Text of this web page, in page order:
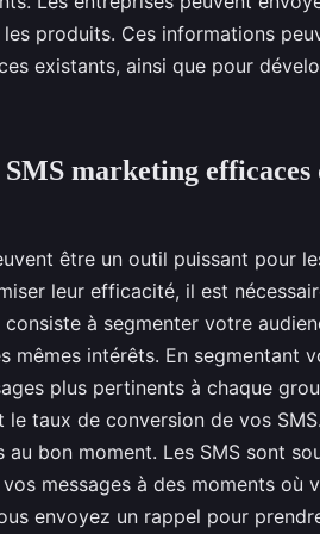
produits. Ces informations
existants, ainsi que pour
marketing efficaces
être un outil puissant pour
leur efficacité, il est
à segmenter votre
mêmes intérêts. En segmentant
plus pertinents à chaque
taux de conversion de vos
bon moment. Les SMS sont
messages à des moments où
envoyez un rappel pour